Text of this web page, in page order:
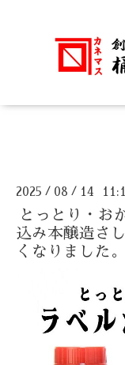
2025 / 08 / 14
とっとり・お
込み本醸造さ
くなりました。